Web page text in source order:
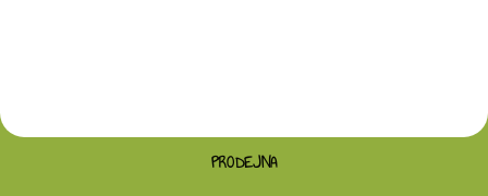
PRODEJNA